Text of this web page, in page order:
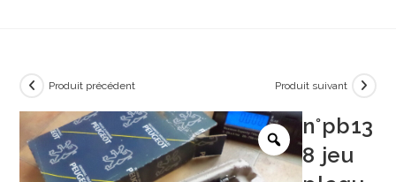
Produit précédent Produit suivant
n°pb13
8 jeu